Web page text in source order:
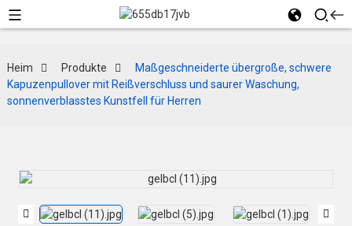
Heim Produkte
Maßgeschneiderte übergroße, schwere
Kapuzenpullover mit Reißverschluss und saurer Waschung,
sonnenverblasstes Kunstfell für Herren